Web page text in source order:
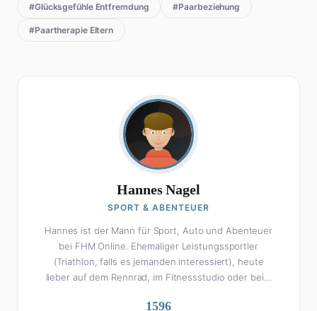
#Glücksgefühle Entfremdung #Paarbeziehung
#Paartherapie Eltern
Hannes Nagel
SPORT & ABENTEUER
Hannes ist der Mann für Sport, Auto und Abenteuer
bei FHM Online. Ehemaliger Leistungssportler
(Triathlon, falls es jemanden interessiert), heute
lieber auf dem Rennrad, im Fitnessstudio oder beim
enzyklopädisch: Egal ob Bundesliga-Analyse, Formel 1,
1596